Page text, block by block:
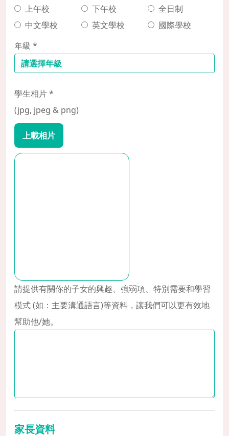
上午校
下午校
全日制
中文學校
英文學校
國際學校
年級 *
學生相片 *
(jpg, jpeg & png)
上載相片
請提供有關你的子女的興趣、強弱項、特別需要和學習
模式 (如：主要溝通語言)等資料，讓我們可以更有效地
幫助他/她。
家長資料